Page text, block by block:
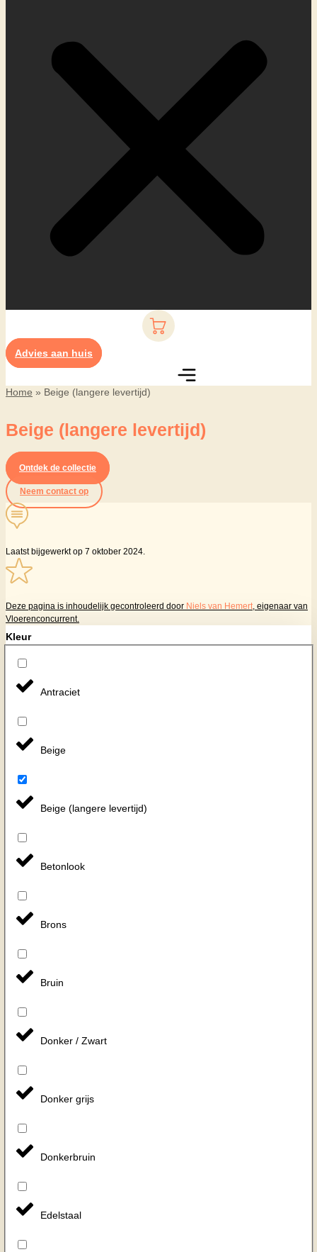
Advies aan huis
Home » Beige (langere levertijd)
Beige (langere levertijd)
Ontdek de collectie
Neem contact op
Laatst bijgewerkt op 7 oktober 2024.
Deze pagina is inhoudelijk gecontroleerd door Niels van Hemert, eigenaar van
Vloerenconcurrent.
Kleur
Antraciet
Beige
Beige (langere levertijd)
Betonlook
Brons
Bruin
Donker / Zwart
Donker grijs
Donkerbruin
Edelstaal